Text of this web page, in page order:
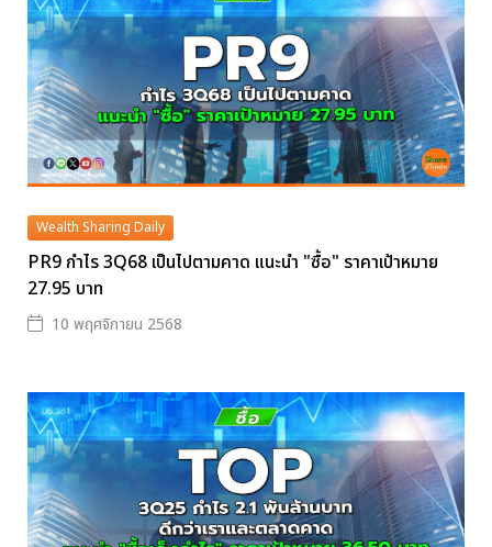
Wealth Sharing Daily
PR9 กำไร 3Q68 เป็นไปตามคาด แนะนำ "ซื้อ" ราคาเป้าหมาย
27.95 บาท
10 พฤศจิกายน 2568